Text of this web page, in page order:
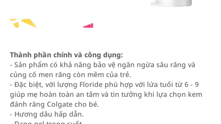
Thành phần chính và công dụng:
- Sản phẩm có khả năng bảo vệ ngăn ngừa sâu răng và
củng cố men răng còn mềm của trẻ.
- Đặc biệt, với lượng Floride phù hợp với lứa tuổi từ 6 - 9
giúp mẹ hoàn toàn an tâm và tin tưởng khi lựa chọn kem
đánh răng Colgate cho bé.
- Hương dâu hấp dẫn.